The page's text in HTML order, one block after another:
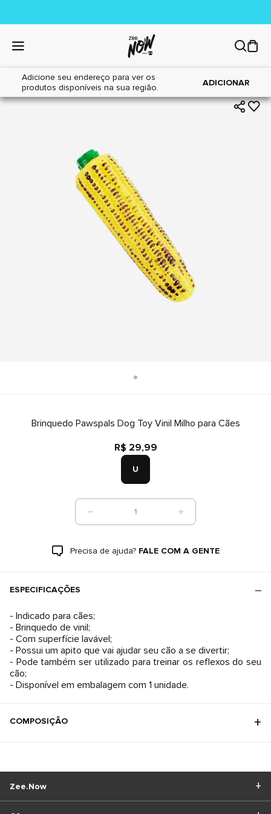
Adicione seu endereço para ver os
produtos disponíveis na sua região.
ADICIONAR
Home|Cães|Brinquedos
Brinquedo Pawspals Dog Toy Vinil Milho para Cães
R$ 29,99
U
1
Precisa de ajuda? FALE COM A GENTE
ESPECIFICAÇÕES
- Indicado para cães;
- Brinquedo de vinil;
- Com superfície lavável;
- Possui um apito que vai ajudar seu cão a se divertir;
- Pode também ser utilizado para treinar os reflexos do seu
cão;
COMPOSIÇÃO
Zee.Now